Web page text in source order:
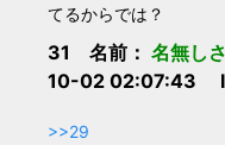
てるからでは？
31 名前： 名無し
10-02 02:07:43
>>29